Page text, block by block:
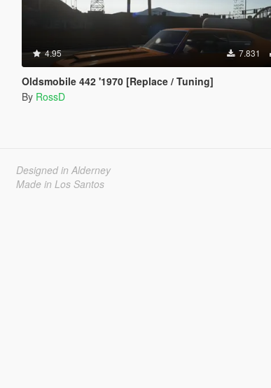
4.95 7.831
Oldsmobile 442 '1970 [Replace / Tuning]
By RossD
Designed in Alderney
Made in Los Santos